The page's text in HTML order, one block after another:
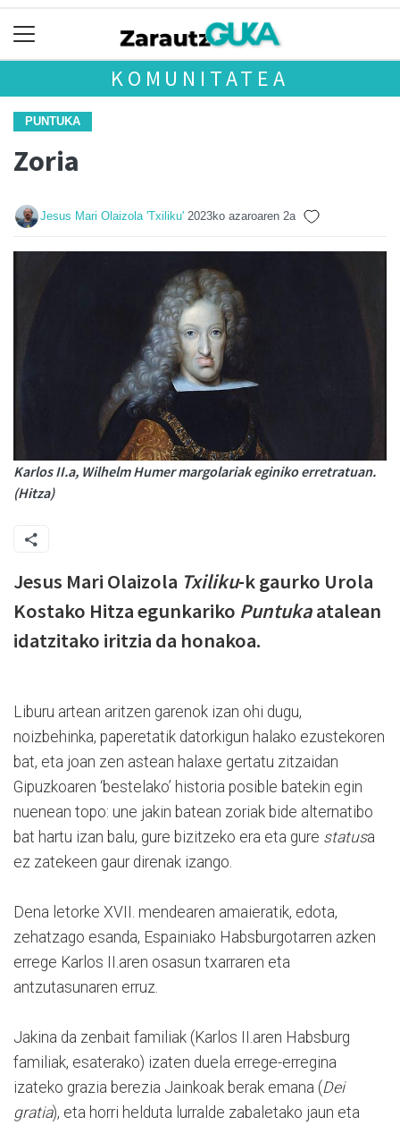
KOMUNITATEA
PUNTUKA
Zoria
Jesus Mari Olaizola 'Txiliku' 2023ko azaroaren 2a
Karlos II.a, Wilhelm Humer margolariak eginiko erretratuan.
(Hitza)
Jesus Mari Olaizola Txiliku-k gaurko Urola
Kostako Hitza egunkariko Puntukaatalean
idatzitako iritzia da honakoa.
Liburu artean aritzen garenok izan ohi dugu,
noizbehinka, paperetatik datorkigun halako ezustekoren
bat, eta joan zen astean halaxe gertatu zitzaidan
Gipuzkoaren ‘bestelako’ historia posible batekin egin
nuenean topo: une jakin batean zoriak bide alternatibo
bat hartu izan balu, gure bizitzeko era eta gure statusa
ez zatekeen gaur direnak izango.
Dena letorke XVII. mendearen amaieratik, edota,
zehatzago esanda, Espainiako Habsburgotarren azken
errege Karlos II.aren osasun txarraren eta
antzutasunaren erruz.
Jakina da zenbait familiak (Karlos II.aren Habsburg
familiak, esaterako) izaten duela errege-erregina
izateko grazia berezia Jainkoak berak emana (Dei
gratia), eta horri helduta lurralde zabaletako jaun eta